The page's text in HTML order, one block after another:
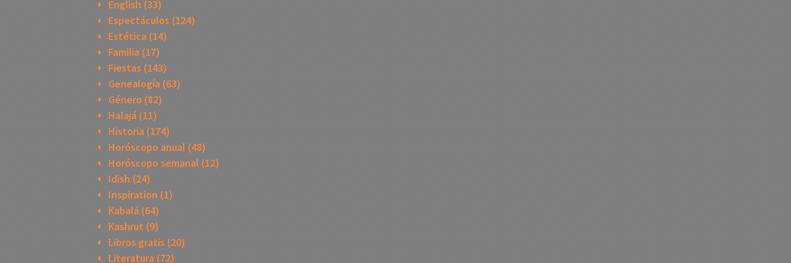
English (33)
Espectáculos (124)
Estética (14)
Familia (17)
Fiestas (143)
Genealogía (63)
Género (82)
Halajá (11)
Historia (174)
Horóscopo anual (48)
Horóscopo semanal (12)
Idish (24)
Inspiration (1)
Kabalá (64)
Kashrut (9)
Libros gratis (20)
Literatura (72)